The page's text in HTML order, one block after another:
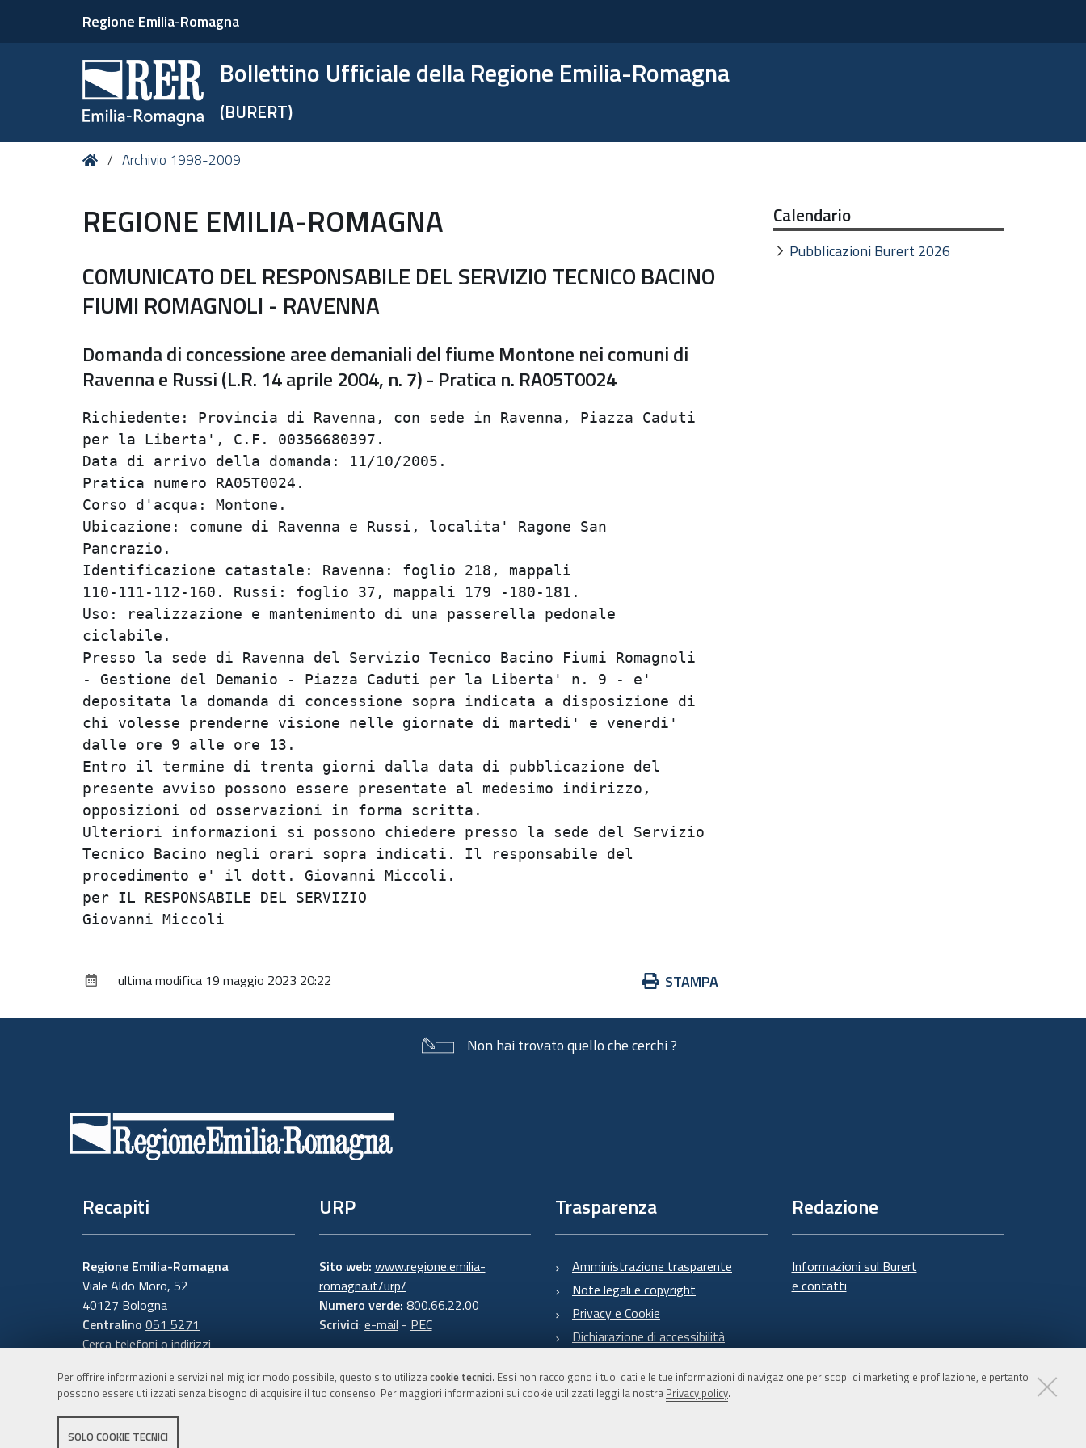
Per offrire informazioni e servizi nel miglior modo possibile, questo sito utilizzacookie tecnici. Essi non raccolgono i tuoi dati e le tue informazioni di navigazione per scopi di marketing e profilazione, e pertanto
possono essere utilizzati senza bisogno di acquisire il tuo consenso. Per maggiori informazioni sui cookie utilizzati leggi la nostra Privacy policy.
SOLO COOKIE TECNICI
Regione Emilia-Romagna
Bollettino Ufficiale della Regione Emilia-Romagna
(BURERT)
Tu HomeArchivio 1998-2009
REGIONE EMILIA-ROMAGNA
COMUNICATO DEL RESPONSABILE DEL SERVIZIO TECNICO BACINO
FIUMI ROMAGNOLI - RAVENNA
Domanda di concessione aree demaniali del fiume Montone nei comuni di
Ravenna e Russi (L.R. 14 aprile 2004, n. 7) - Pratica n. RA05T0024
Richiedente: Provincia di Ravenna, con sede in Ravenna, Piazza Caduti
per la Liberta', C.F. 00356680397.
Data di arrivo della domanda: 11/10/2005.
Pratica numero RA05T0024.
Corso d'acqua: Montone.
Ubicazione: comune di Ravenna e Russi, localita' Ragone San
Pancrazio.
Identificazione catastale: Ravenna: foglio 218, mappali
110-111-112-160. Russi: foglio 37, mappali 179 -180-181.
Uso: realizzazione e mantenimento di una passerella pedonale
ciclabile.
Presso la sede di Ravenna del Servizio Tecnico Bacino Fiumi Romagnoli
- Gestione del Demanio - Piazza Caduti per la Liberta' n. 9 - e'
depositata la domanda di concessione sopra indicata a disposizione di
chi volesse prenderne visione nelle giornate di martedi' e venerdi'
dalle ore 9 alle ore 13.
Entro il termine di trenta giorni dalla data di pubblicazione del
presente avviso possono essere presentate al medesimo indirizzo,
opposizioni od osservazioni in forma scritta.
Ulteriori informazioni si possono chiedere presso la sede del Servizio
Tecnico Bacino negli orari sopra indicati. Il responsabile del
procedimento e' il dott. Giovanni Miccoli.
per IL RESPONSABILE DEL SERVIZIO
Azioni
documento
STAMPA
ultima modifica 19 maggio 2023 20:22
Calendario
Pubblicazioni Burert 2026
Non hai trovato quello che cerchi ?
Recapiti
Regione Emilia-Romagna
Viale Aldo Moro, 52
40127 Bologna
Centralino 051 5271
Cerca telefoni o indirizzi
URP
Sito web: www.regione.emilia-
romagna.it/urp/
Numero verde: 800.66.22.00
Scrivici: e-mail - PEC
Trasparenza
Amministrazione trasparente
Note legali e copyright
Privacy e Cookie
Dichiarazione di accessibilità
Redazione
Informazioni sul Burert
e contatti